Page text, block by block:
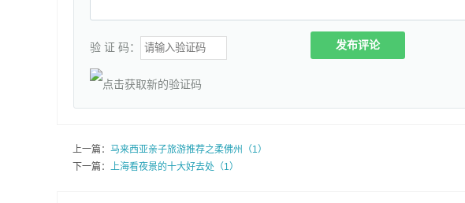
验 证 码： 发布评论
上一篇： 马来西亚亲子旅游推荐之柔佛州（1）
下一篇： 上海看夜景的十大好去处（1）